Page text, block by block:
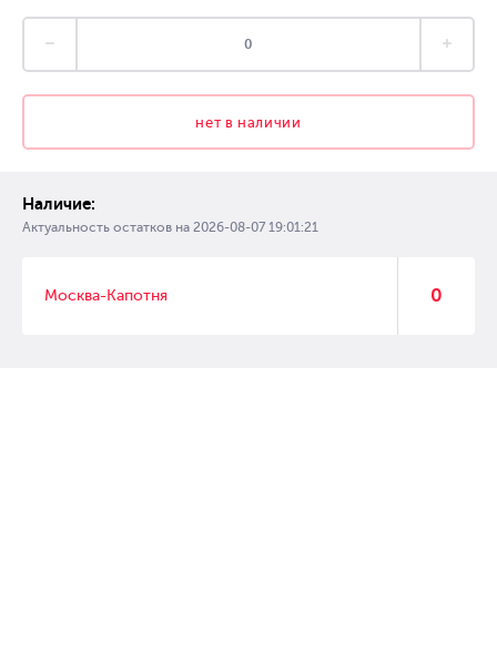
нет в наличии
Наличие:
Актуальность остатков на 2026-08-07 19:01:21
Москва-Капотня 0